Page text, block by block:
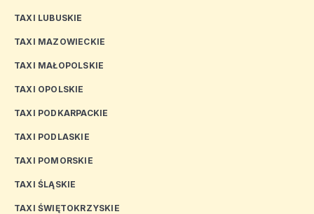
TAXI LUBUSKIE
TAXI MAZOWIECKIE
TAXI MAŁOPOLSKIE
TAXI OPOLSKIE
TAXI PODKARPACKIE
TAXI PODLASKIE
TAXI POMORSKIE
TAXI ŚLĄSKIE
TAXI ŚWIĘTOKRZYSKIE